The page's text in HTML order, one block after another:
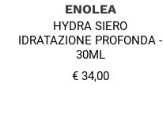
ENOLEA
HYDRA SIERO
IDRATAZIONE PROFONDA -
30ML
€ 34,00